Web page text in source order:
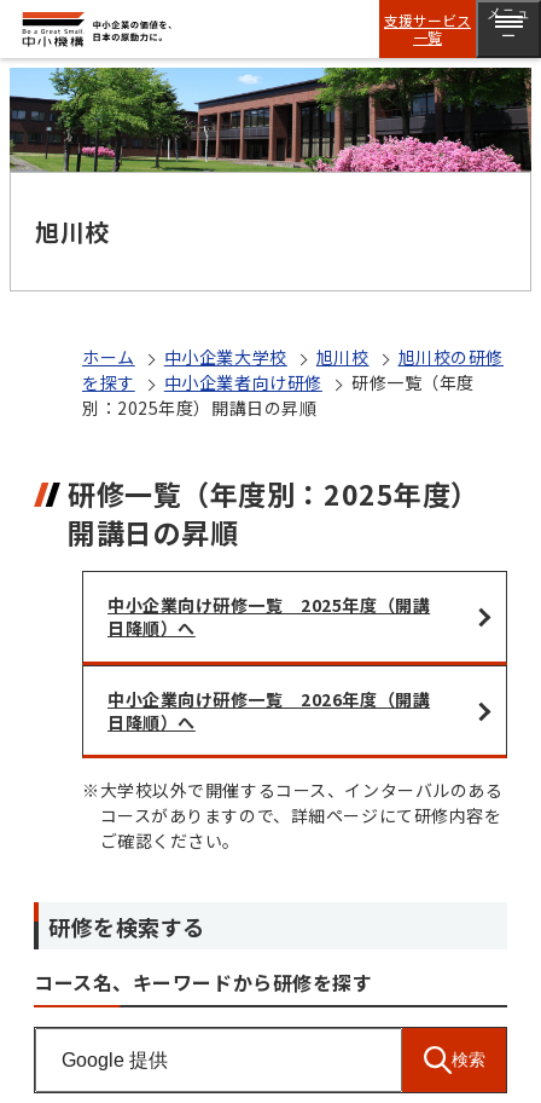
支援サービス
一覧
メニュ
ー
旭川校
ホーム 中小企業大学校 旭川校
旭川校の研修
を探す
中小企業者向け研修
研修一覧（年度
別：2025年度）開講日の昇順
研修一覧（年度別：2025年度）
開講日の昇順
中小企業向け研修一覧 2025年度（開講
日降順）へ
中小企業向け研修一覧 2026年度（開講
日降順）へ
※大学校以外で開催するコース、インターバルのある
コースがありますので、詳細ページにて研修内容を
ご確認ください。
研修を検索する
コース名、キーワードから研修を探す
検索